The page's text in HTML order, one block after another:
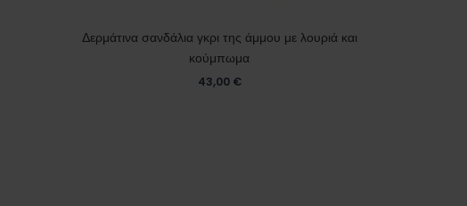
Δερμάτινα σανδάλια γκρι της άμμου με λουριά και
κούμπωμα
43,00 €